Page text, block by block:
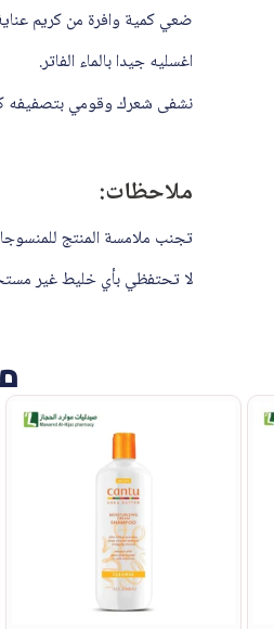
ضعي كمية وافرة من كريم عناية (3) على كل شعرك لمدة 5
اغسليه جيدا بالماء الفاتر.
نشفى شعرك وقومي بتصفيفه
ملاحظات:
تجنب ملامسة المنتج
لا تحتفظي بأي خليط غير